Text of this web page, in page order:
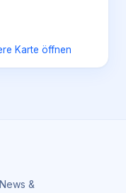
Karte öffnen
&